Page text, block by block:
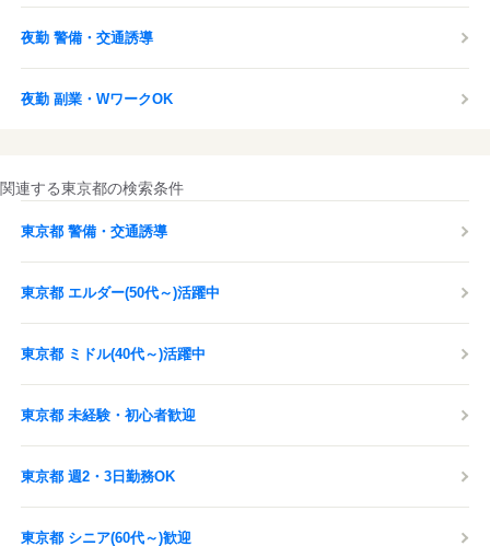
夜勤 警備・交通誘導
夜勤 副業・WワークOK
関連する東京都の検索条件
東京都 警備・交通誘導
東京都 エルダー(50代～)活躍中
東京都 ミドル(40代～)活躍中
東京都 未経験・初心者歓迎
東京都 週2・3日勤務OK
東京都 シニア(60代～)歓迎